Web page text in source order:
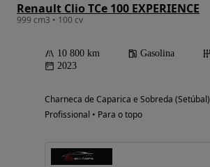
Renault Clio TCe 100 EXPERIENCE
999 cm3 • 100 cv
10 800 km Gasolina
2023
Charneca de Caparica e Sobreda (Setúbal)
Profissional • Para o topo